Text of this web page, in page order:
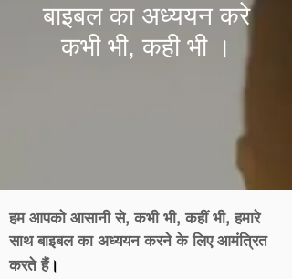
बाइबल का अध्ययन करे
कभी भी, कही भी ।
हम आपको आसानी से, कभी भी, कहीं भी, हमारे
साथ बाइबल का अध्ययन करने के लिए आमंत्रित
करते हैं।